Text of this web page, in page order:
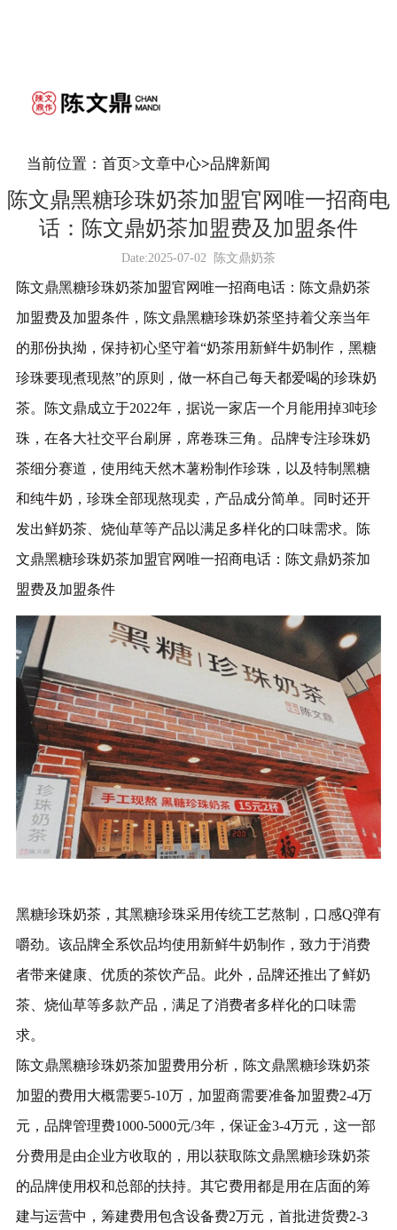
当前位置： 首页>文章中心>品牌新闻
陈文鼎黑糖珍珠奶茶加盟官网唯一招商电
话：陈文鼎奶茶加盟费及加盟条件
Date:2025-07-02 陈文鼎奶茶
陈文鼎黑糖珍珠奶茶加盟官网唯一招商电话：陈文鼎奶茶
加盟费及加盟条件，陈文鼎黑糖珍珠奶茶坚持着父亲当年
的那份执拗，保持初心坚守着“奶茶用新鲜牛奶制作，黑糖
珍珠要现煮现熬”的原则，做一杯自己每天都爱喝的珍珠奶
茶。陈文鼎成立于2022年，据说一家店一个月能用掉3吨珍
珠，在各大社交平台刷屏，席卷珠三角。品牌专注珍珠奶
茶细分赛道，使用纯天然木薯粉制作珍珠，以及特制黑糖
和纯牛奶，珍珠全部现熬现卖，产品成分简单。同时还开
发出鲜奶茶、烧仙草等产品以满足多样化的口味需求。陈
文鼎黑糖珍珠奶茶加盟官网唯一招商电话：陈文鼎奶茶加
盟费及加盟条件
黑糖珍珠奶茶，其黑糖珍珠采用传统工艺熬制，口感Q弹有
嚼劲。该品牌全系饮品均使用新鲜牛奶制作，致力于消费
者带来健康、优质的茶饮产品。此外，品牌还推出了鲜奶
茶、烧仙草等多款产品，满足了消费者多样化的口味需
求。
陈文鼎黑糖珍珠奶茶加盟费用分析，陈文鼎黑糖珍珠奶茶
加盟的费用大概需要5-10万，加盟商需要准备加盟费2-4万
元，品牌管理费1000-5000元/3年，保证金3-4万元，这一部
分费用是由企业方收取的，用以获取陈文鼎黑糖珍珠奶茶
的品牌使用权和总部的扶持。其它费用都是用在店面的筹
建与运营中，筹建费用包含设备费2万元，首批进货费2-3